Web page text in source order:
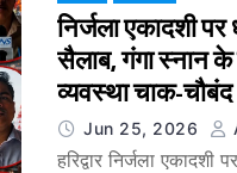
निर्जला एकादशी पर
सैलाब, गंगा स्नान के
व्यवस्था चाक-चौबंद
Jun 25, 2026
हरिद्वार निर्जला एकादशी